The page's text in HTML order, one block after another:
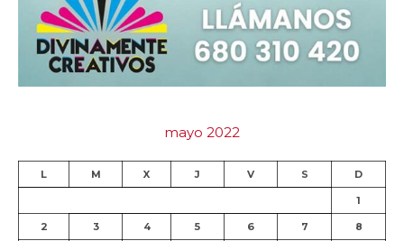
mayo 2022
L M X J V S D
1
2 3 4 5 6 7 8